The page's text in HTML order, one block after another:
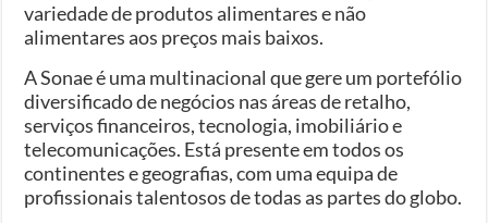
variedade de produtos alimentares e não
alimentares aos preços mais baixos.
A Sonae é uma multinacional que gere um portefólio
diversificado de negócios nas áreas de retalho,
serviços financeiros, tecnologia, imobiliário e
telecomunicações. Está presente em todos os
continentes e geografias, com uma equipa de
profissionais talentosos de todas as partes do globo.